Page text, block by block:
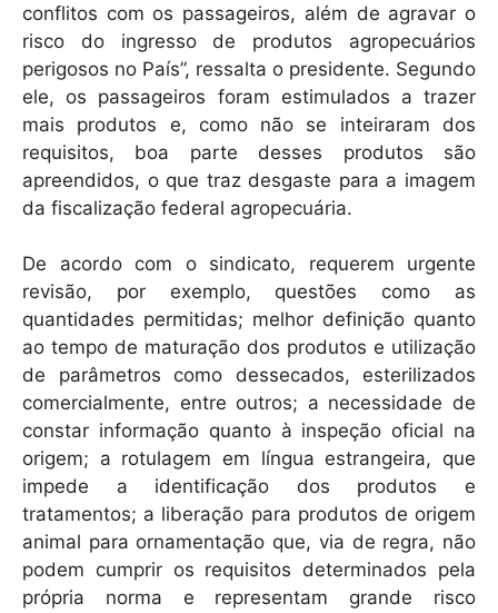
conflitos com os passageiros, além de agravar o
risco do ingresso de produtos agropecuários
perigosos no País”, ressalta o presidente. Segundo
ele, os passageiros foram estimulados a trazer
mais produtos e, como não se inteiraram dos
requisitos, boa parte desses produtos são
apreendidos, o que traz desgaste para a imagem
da fiscalização federal agropecuária.
De acordo com o sindicato, requerem urgente
revisão, por exemplo, questões como as
quantidades permitidas; melhor definição quanto
ao tempo de maturação dos produtos e utilização
de parâmetros como dessecados, esterilizados
comercialmente, entre outros; a necessidade de
constar informação quanto à inspeção oficial na
origem; a rotulagem em língua estrangeira, que
impede a identificação dos produtos e
tratamentos; a liberação para produtos de origem
animal para ornamentação que, via de regra, não
podem cumprir os requisitos determinados pela
própria norma e representam grande risco